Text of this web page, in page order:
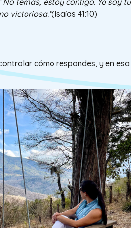
victoriosa.”(Isaías 41:10)
cómo respondes, y en esa